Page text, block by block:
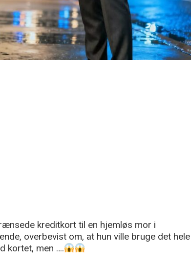
kreditkort til en hjemløs mor i
overbevist om, at hun ville bruge det hele
kortet, men ….